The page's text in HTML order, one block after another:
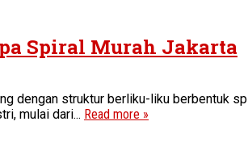
Spiral Murah Jakarta
dengan struktur berliku-liku berbentuk
mulai dari... Read more »